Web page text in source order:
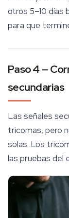
otros 5–10 días
para que
Paso 4 —
secundarias
Las señales
tricomas, pero
solas. Los
las pruebas del